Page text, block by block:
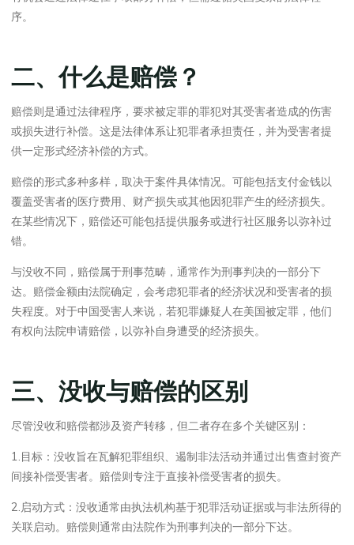
序。
二、什么是赔偿？
赔偿则是通过法律程序，要求被定罪的罪犯对其受害者造成的伤害
或损失进行补偿。这是法律体系让犯罪者承担责任，并为受害者提
供一定形式经济补偿的方式。
赔偿的形式多种多样，取决于案件具体情况。可能包括支付金钱以
覆盖受害者的医疗费用、财产损失或其他因犯罪产生的经济损失。
在某些情况下，赔偿还可能包括提供服务或进行社区服务以弥补过
错。
与没收不同，赔偿属于刑事范畴，通常作为刑事判决的一部分下
达。赔偿金额由法院确定，会考虑犯罪者的经济状况和受害者的损
失程度。对于中国受害人来说，若犯罪嫌疑人在美国被定罪，他们
有权向法院申请赔偿，以弥补自身遭受的经济损失。
三、没收与赔偿的区别
尽管没收和赔偿都涉及资产转移，但二者存在多个关键区别：
1.目标：没收旨在瓦解犯罪组织、遏制非法活动并通过出售查封资产
间接补偿受害者。赔偿则专注于直接补偿受害者的损失。
2.启动方式：没收通常由执法机构基于犯罪活动证据或与非法所得的
关联启动。赔偿则通常由法院作为刑事判决的一部分下达。